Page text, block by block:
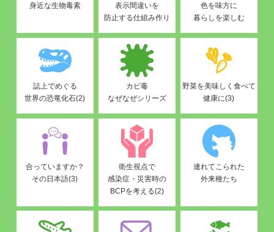
身近な生物毒素
表示間違いを
防止する仕組み作り
色を味方に
暮らしを楽しむ
誌上でめぐる
世界の恐竜化石(2)
カビ毒
なぜなぜシリーズ
野菜を美味しく食べて
健康に(3)
合っていますか？
その日本語(3)
衛生視点で
感染症・災害時の
BCPを考える(2)
連れてこられた
外来種たち